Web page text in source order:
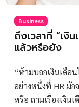
Business
ถึงเวลาที่ “เงิ
แล้วหรือยัง
“ห้ามบอกเงินเดือ
อย่างหนึ่งที่ HR มั
หรือ ถามเรื่องเงิน